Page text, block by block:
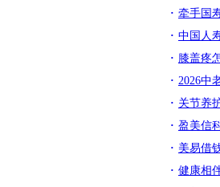
牵手国
中国人
膝盖疼
2026中
关节养
盈美信
美易借
健康相